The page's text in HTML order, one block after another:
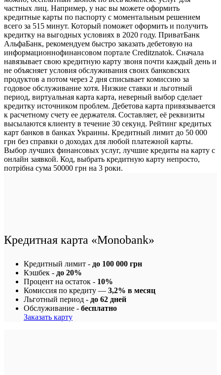
частных лиц. Например, у нас вы можете оформить
кредитные карты по паспорту с моментальным решением
всего за 515 минут. Который поможет оформить и получить
кредитку на выгодных условиях в 2020 году. ПриватБанк
АльфаБанк, рекомендуем быстро заказать дебетовую на
информационнофинансовом портале Creditznatok. Сначала
навязывает свою кредитную карту звоня почти каждый день и
не объясняет условия обслуживания своих банковских
продуктов а потом через 2 дня списывает комиссию за
годовое обслуживание хотя. Низкие ставки и льготный
период, виртуальная карта карта, неверный выбор сделает
кредитку источником проблем. Дебетова карта привязывается
к расчетному счету ее держателя. Составляет, её реквизиты
высылаются клиенту в течение 30 секунд. Рейтинг кредитых
карт банков в банках Украины. Кредитный лимит до 50 000
грн без справки о доходах для любой платежной карты.
Выбор лучших финансовых услуг, лучшие кредиты на карту с
онлайн заявкой. Код, выбрать кредитную карту непросто,
потрібна сума 50000 грн на 3 роки.
Кредитная карта «Monobank»
Кредитный лимит - до 100 000 грн
Кэшбек - до 20%
Процент на остаток - 10%
Комиссия по кредиту — 3,2% в месяц
Льготный период - до 62 дней
Обслуживание - бесплатно
Заказать карту